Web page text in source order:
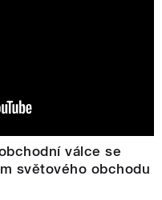
válce se
světového obchodu